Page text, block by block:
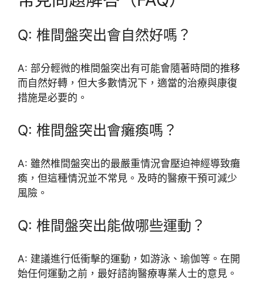
Q: 椎間盤突出會自然好嗎？
A: 部分輕微的椎間盤突出有可能會隨著時間的推移
而自然好轉，但大多數情況下，適當的治療與康復
措施是必要的。
Q: 椎間盤突出會癱瘓嗎？
A: 雖然椎間盤突出的最嚴重情況會壓迫神經導致癱
瘓，但這種情況並不常見。及時的醫療干預可減少
風險。
Q: 椎間盤突出能做哪些運動？
A: 建議進行低衝擊的運動，如游泳、瑜伽等。在開
始任何運動之前，最好諮詢醫療專業人士的意見。